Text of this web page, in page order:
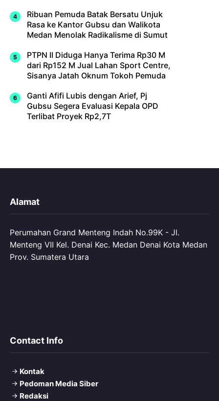
Ribuan Pemuda Batak Bersatu Unjuk
Rasa ke Kantor Gubsu dan Walikota
Medan Menolak Radikalisme di Sumut
PTPN II Diduga Hanya Terima Rp30 M
dari Rp152 M Jual Lahan Sport Centre,
Sisanya Jatah Oknum Tokoh Pemuda
Ganti Afifi Lubis dengan Arief, Pj
Gubsu Segera Evaluasi Kepala OPD
Terlibat Proyek Rp2,7T
Alamat
Perumahan Grand Menteng Indah No.99K - Jl.
Menteng VII Kel. Denai Kec. Medan Denai Kota Medan
Prov. Sumatera Utara
Contact Info
Kontak
Pedoman Media Siber
Redaksi